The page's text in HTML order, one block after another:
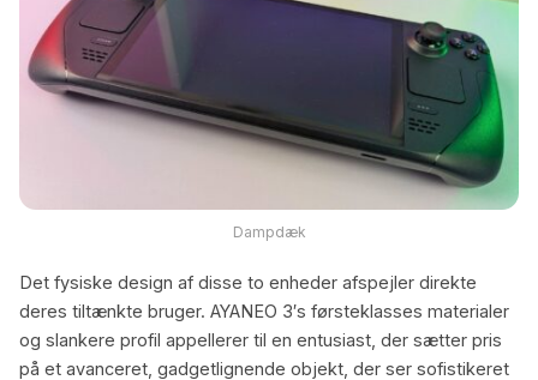
Dampdæk
Det fysiske design af disse to enheder afspejler direkte
deres tiltænkte bruger. AYANEO 3′s førsteklasses materialer
og slankere profil appellerer til en entusiast, der sætter pris
på et avanceret, gadgetlignende objekt, der ser sofistikeret